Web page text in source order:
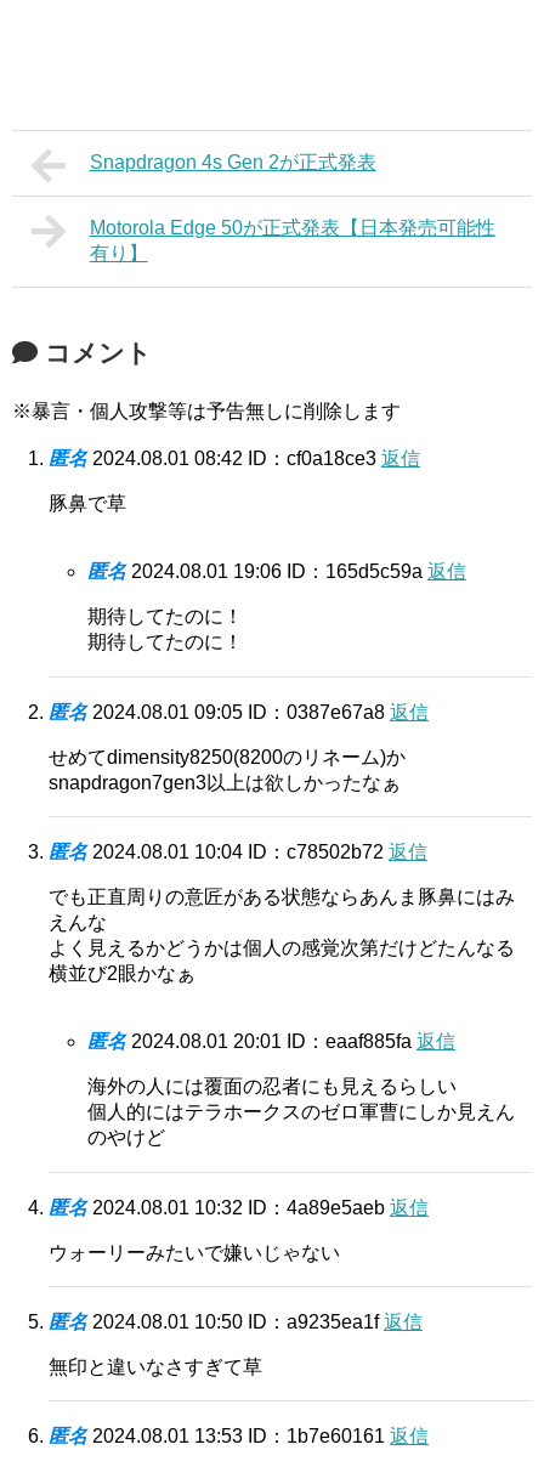
Snapdragon 4s Gen 2が正式発表
Motorola Edge 50が正式発表【日本発売可能性
有り】
コメント
※暴言・個人攻撃等は予告無しに削除します
匿名 2024.08.01 08:42 ID：cf0a18ce3 返信
豚鼻で草
匿名 2024.08.01 19:06 ID：165d5c59a 返信
期待してたのに！
期待してたのに！
匿名 2024.08.01 09:05 ID：0387e67a8 返信
せめてdimensity8250(8200のリネーム)か
snapdragon7gen3以上は欲しかったなぁ
匿名 2024.08.01 10:04 ID：c78502b72 返信
でも正直周りの意匠がある状態ならあんま豚鼻にはみ
えんな
よく見えるかどうかは個人の感覚次第だけどたんなる
横並び2眼かなぁ
匿名 2024.08.01 20:01 ID：eaaf885fa 返信
海外の人には覆面の忍者にも見えるらしい
個人的にはテラホークスのゼロ軍曹にしか見えん
のやけど
匿名 2024.08.01 10:32 ID：4a89e5aeb 返信
ウォーリーみたいで嫌いじゃない
匿名 2024.08.01 10:50 ID：a9235ea1f返信
無印と違いなさすぎて草
匿名 2024.08.01 13:53 ID：1b7e60161 返信